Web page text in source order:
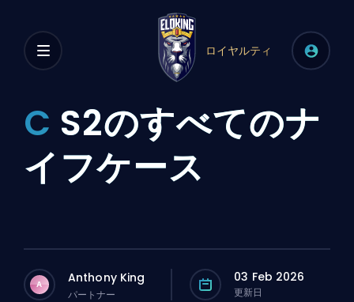
ロイヤルティ
C S2のすべてのナ
イフケース
A Anthony King
パートナー
03 Feb 2026
更新日